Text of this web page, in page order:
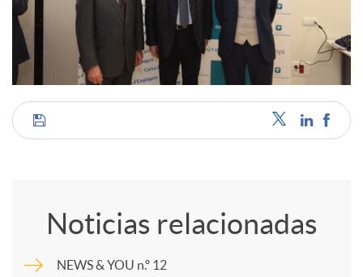
C
Noticias relacionadas
NEWS & YOU n.º 12